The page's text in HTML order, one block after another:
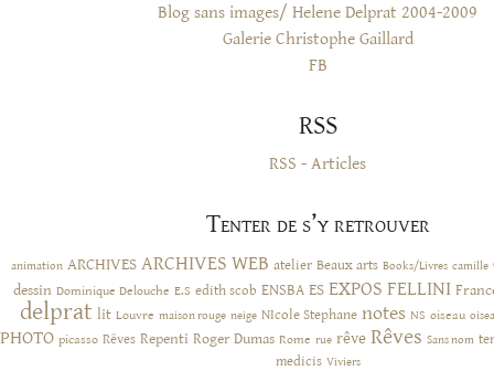
Blog sans images/ Helene Delprat 2004-2009
Galerie Christophe Gaillard
FB
RSS
RSS - Articles
Tenter de s’y retrouver
animation ARCHIVES ARCHIVES WEB atelier Beaux arts Books/Livres camille
dessin Dominique Delouche E.S edith scob ENSBA ES EXPOS FELLINI
delprat lit Louvre maison rouge neige NIcole Stephane notes NS oiseau
PHOTO picasso Rêves Repenti Roger Dumas Rome rue rêve Rêves Sans nom
medicis Viviers